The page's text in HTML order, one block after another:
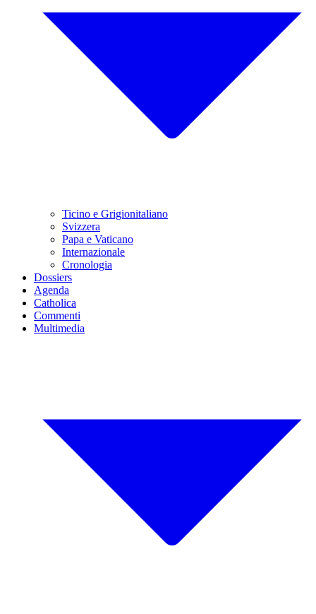
Ticino e Grigionitaliano
Svizzera
Papa e Vaticano
Internazionale
Cronologia
Dossiers
Agenda
Catholica
Commenti
Multimedia